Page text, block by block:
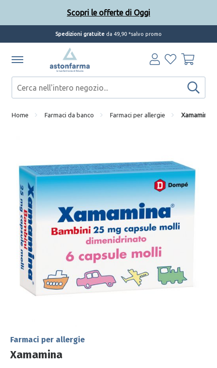
Spedizioni gratuite da 49,90 *salvo promo
Home Farmaci da banco Farmaci per allergie Xamamina
Farmaci per allergie
Xamamina
Scopri le offerte di Oggi